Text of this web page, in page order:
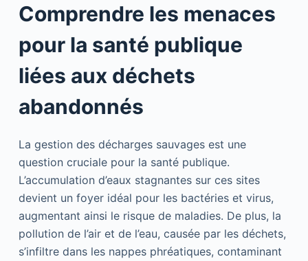
Comprendre les menaces
pour la santé publique
liées aux déchets
abandonnés
La gestion des décharges sauvages est une
question cruciale pour la santé publique.
L’accumulation d’eaux stagnantes sur ces sites
devient un foyer idéal pour les bactéries et virus,
augmentant ainsi le risque de maladies. De plus, la
pollution de l’air et de l’eau, causée par les déchets,
s’infiltre dans les nappes phréatiques, contaminant